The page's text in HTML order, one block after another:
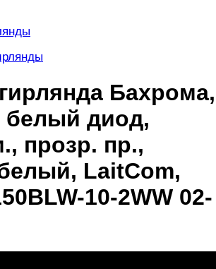
Бахрома,
белый диод,
прозр. пр.,
LaitCom,
10-2WW 02-